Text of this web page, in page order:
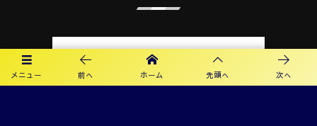
メニュー 前へ ホーム 先頭へ 次へ